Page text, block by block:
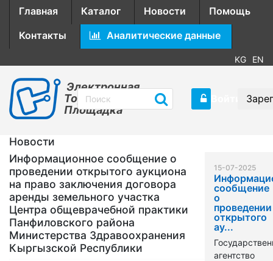
Главная Каталог Новости
Помощь
Контакты
Аналитические данные
KG EN
Электронная
Торговая
Площадка
Новости
Информационное сообщение о
проведении открытого аукциона
на право заключения договора
аренды земельного участка
Центра общеврачебной практики
Панфиловского района
Министерства Здравоохранения
Кыргызской Республики
15-07-2025
сообщение
о
проведении
открытого
ау...
агентство